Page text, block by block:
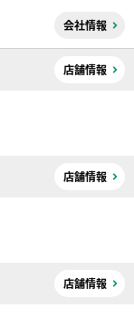
会社情報
店舗情報
店舗情報
店舗情報